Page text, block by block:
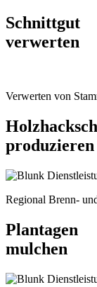
Schnittgut
verwerten
Verwerten von
produzieren
Regional Brenn-
Plantagen
mulchen